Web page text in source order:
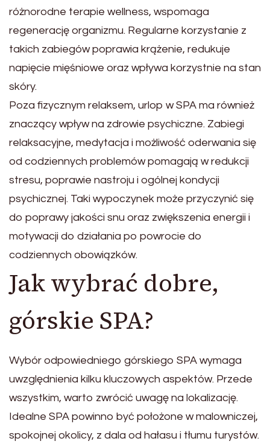
różnorodne terapie wellness, wspomaga
regenerację organizmu. Regularne korzystanie z
takich zabiegów poprawia krążenie, redukuje
napięcie mięśniowe oraz wpływa korzystnie na stan
skóry.
Poza fizycznym relaksem, urlop w SPA ma również
znaczący wpływ na zdrowie psychiczne. Zabiegi
relaksacyjne, medytacja i możliwość oderwania się
od codziennych problemów pomagają w redukcji
stresu, poprawie nastroju i ogólnej kondycji
psychicznej. Taki wypoczynek może przyczynić się
do poprawy jakości snu oraz zwiększenia energii i
motywacji do działania po powrocie do
codziennych obowiązków.
Jak wybrać dobre,
górskie SPA?
Wybór odpowiedniego górskiego SPA wymaga
uwzględnienia kilku kluczowych aspektów. Przede
wszystkim, warto zwrócić uwagę na lokalizację.
Idealne SPA powinno być położone w malowniczej,
spokojnej okolicy, z dala od hałasu i tłumu turystów.